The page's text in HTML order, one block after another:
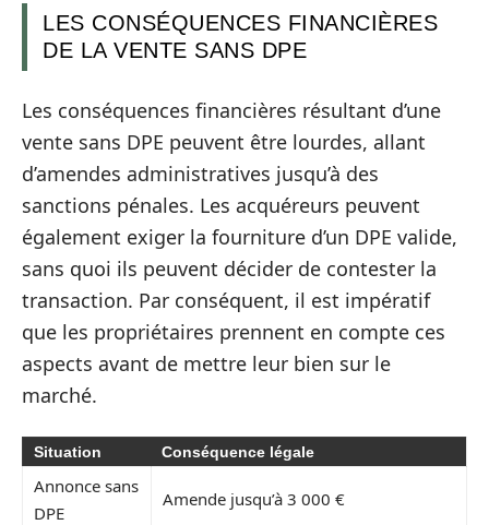
LES CONSÉQUENCES FINANCIÈRES
DE LA VENTE SANS DPE
Les conséquences financières résultant d’une
vente sans DPE peuvent être lourdes, allant
d’amendes administratives jusqu’à des
sanctions pénales. Les acquéreurs peuvent
également exiger la fourniture d’un DPE valide,
sans quoi ils peuvent décider de contester la
transaction. Par conséquent, il est impératif
que les propriétaires prennent en compte ces
aspects avant de mettre leur bien sur le
marché.
Situation Conséquence légale
Annonce sans
DPE
Amende jusqu’à 3 000 €